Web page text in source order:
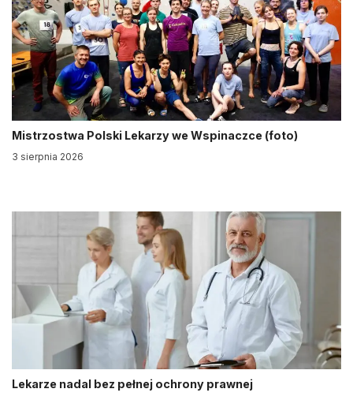
Mistrzostwa Polski Lekarzy we Wspinaczce (foto)
3 sierpnia 2026
Lekarze nadal bez pełnej ochrony prawnej